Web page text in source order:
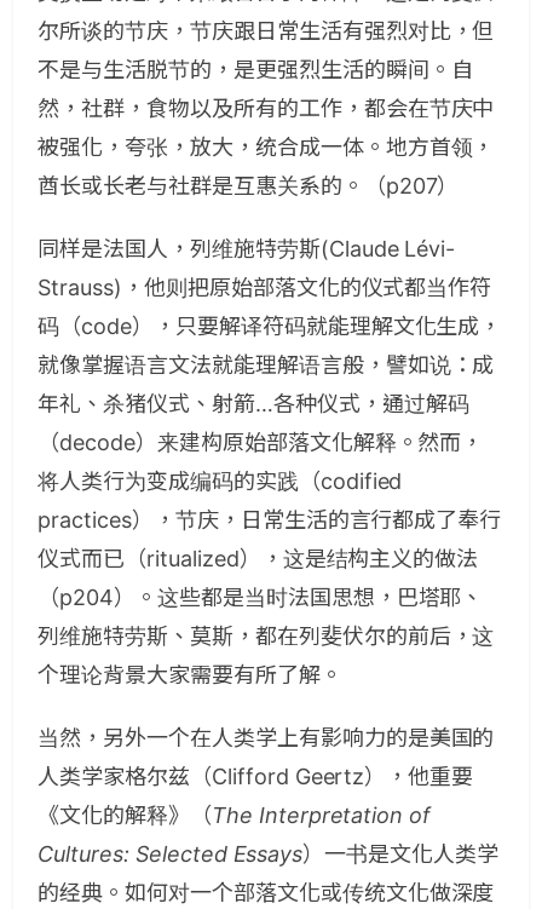
尔所谈的节庆，节庆跟日常生活有强烈对比，但
不是与生活脱节的，是更强烈生活的瞬间。自
然，社群，食物以及所有的工作，都会在节庆中
被强化，夸张，放大，统合成一体。地方首领，
酋长或长老与社群是互惠关系的。（p207）
同样是法国人，列维施特劳斯(Claude Lévi-
Strauss)，他则把原始部落文化的仪式都当作符
码（code），只要解译符码就能理解文化生成，
就像掌握语言文法就能理解语言般，譬如说：成
年礼、杀猪仪式、射箭…各种仪式，通过解码
（decode）来建构原始部落文化解释。然而，
将人类行为变成编码的实践（codified
practices），节庆，日常生活的言行都成了奉行
仪式而已（ritualized），这是结构主义的做法
（p204）。这些都是当时法国思想，巴塔耶、
列维施特劳斯、莫斯，都在列斐伏尔的前后，这
个理论背景大家需要有所了解。
当然，另外一个在人类学上有影响力的是美国的
人类学家格尔兹（Clifford Geertz），他重要
《文化的解释》（The Interpretation of
Cultures: Selected Essays）一书是文化人类学
的经典。如何对一个部落文化或传统文化做深度